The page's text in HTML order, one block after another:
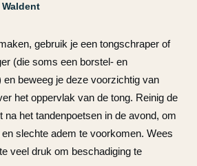
gebruik je een tongschraper of
(die soms een borstel- en
en beweeg je deze voorzichtig van
het oppervlak van de tong. Reinig de
na het tandenpoetsen in de avond, om
slechte adem te voorkomen. Wees
veel druk om beschadiging te